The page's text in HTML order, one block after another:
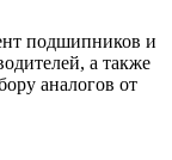
подшипников и
а также
аналогов от